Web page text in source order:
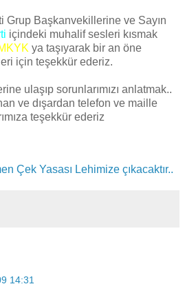
Grup Başkanvekillerine ve Sayın
içindeki muhalif sesleri kısmak
ya taşıyarak bir an öne
için teşekkür ederiz.
ulaşıp sorunlarımızı anlatmak..
ve dışardan telefon ve maille
teşekkür ederiz
Çek Yasası Lehimize çıkacaktır..
14:31